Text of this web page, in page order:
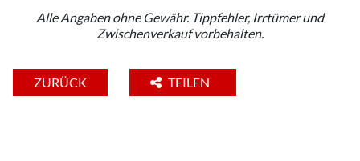
Alle Angaben ohne Gewähr. Tippfehler, Irrtümer und
Zwischenverkauf vorbehalten.
ZURÜCK TEILEN